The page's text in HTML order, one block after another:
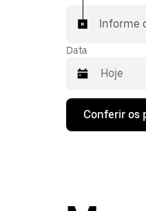
Informe
Data
Pressione
seta
o
Conferir os